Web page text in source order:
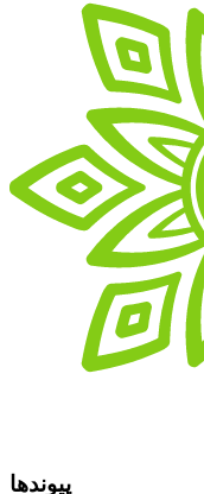
پیوندها